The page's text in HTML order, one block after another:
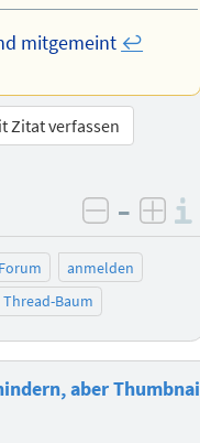
mitgemeint ↩︎
Zitat verfassen
negativ
–
anmelden
Baum
aber